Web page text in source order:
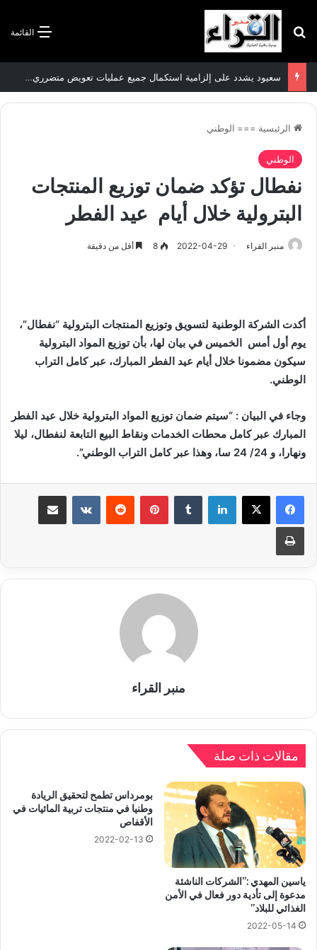
القائمة بحث عن
سعيود يشدد على إلزامية استكمال جميع عمليات تعويض متضرري حرائق الغابات قبل نهاية شهر أوت
الرئيسية === الوطني
الوطني
نفطال تؤكد ضمان توزيع المنتجات
البترولية خلال أيام عيد الفطر
منبر القراء 2022-04-29
8 أقل من دقيقة
أكدت الشركة الوطنية لتسويق وتوزيع المنتجات البترولية “نفطال”،
يوم أول أمس الخميس في بيان لها، بأن توزيع المواد البترولية
سيكون مضمونا خلال أيام عيد الفطر المبارك، عبر كامل التراب
الوطني.
وجاء في البيان : “سيتم ضمان توزيع المواد البترولية خلال عيد الفطر
المبارك عبر كامل محطات الخدمات ونقاط البيع التابعة لنفطال، ليلا
ونهارا، و 24/ 24 سا، وهذا عبر كامل التراب الوطني”.
لينكدإن بينتيريست
طباعة
منبر القراء
مقالات ذات صلة
ياسين المهدي :”الشركات الناشئة
مدعوة إلى تأدية دور فعال في الأمن
الغذائي للبلاد”
2022-05-14
بومرداس تطمح لتحقيق الريادة
وطنيا في منتجات تربية المائيات في
الأقفاص
2022-02-13